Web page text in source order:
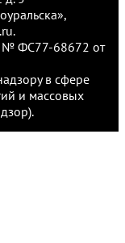
№ ФС77-68672 от
в сфере
и массовых